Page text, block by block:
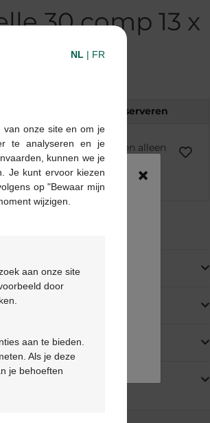
30 comp 13 x
Reserveren
met voorschrift kunnen alleen
op basis van een medisch
verstrekt.
×
NL | FR
van onze site en om je
te analyseren en je
kunnen we je
Je kunt ervoor kiezen
op "Bewaar mijn
wijzigen.
aan onze site
door
aan te bieden.
Als je deze
je behoeften